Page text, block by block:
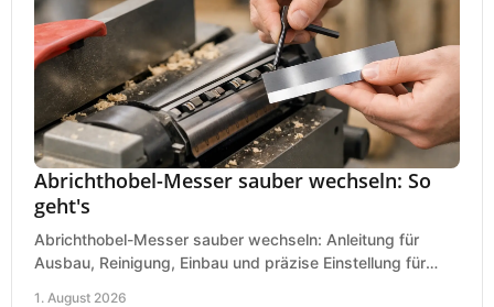
Abrichthobel-Messer sauber wechseln: So
geht's
Abrichthobel-Messer sauber wechseln: Anleitung für
Ausbau, Reinigung, Einbau und präzise Einstellung für
1. August 2026